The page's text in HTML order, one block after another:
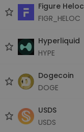
Figure Heloc
FIGR_HELOC
Hyperliquid
HYPE
Dogecoin
DOGE
USDS
USDS